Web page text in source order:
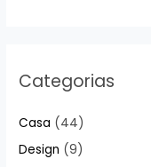
Categorias
Casa (44)
Design (9)